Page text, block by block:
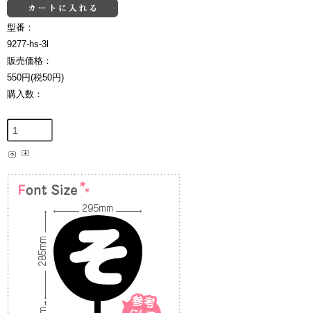
型番：
9277-hs-3l
販売価格：
550円(税50円)
購入数：